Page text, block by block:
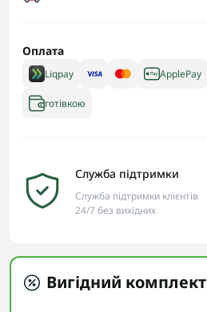
Оплата
Liqpay ApplePay
готівкою
Служба підтримки
Служба підтримки клієнтів
24/7 без вихідних
Вигідний комплект